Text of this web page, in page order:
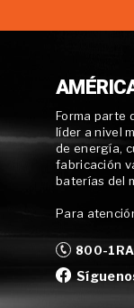
Forma parte
líder a nivel
de energía,
fabricación
baterías del
Para
800-